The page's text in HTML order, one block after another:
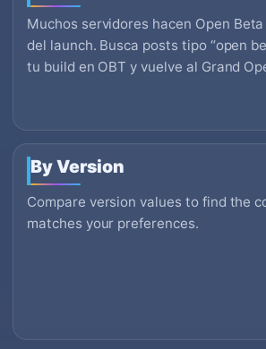
Muchos servidores hacen Open
del launch. Busca posts tipo “open
tu build en OBT y vuelve al Grand
By Version
Compare version values to find the
matches your preferences.